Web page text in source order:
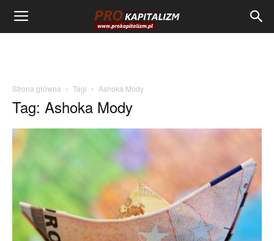
Strona główna Tagi Ashoka Mody
Tag: Ashoka Mody